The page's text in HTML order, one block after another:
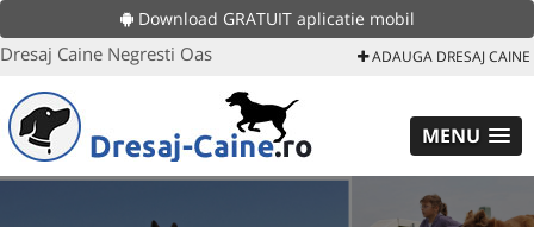
Download GRATUIT aplicatie mobil
Dresaj Caine Negresti Oas ADAUGA DRESAJ CAINE
MENU